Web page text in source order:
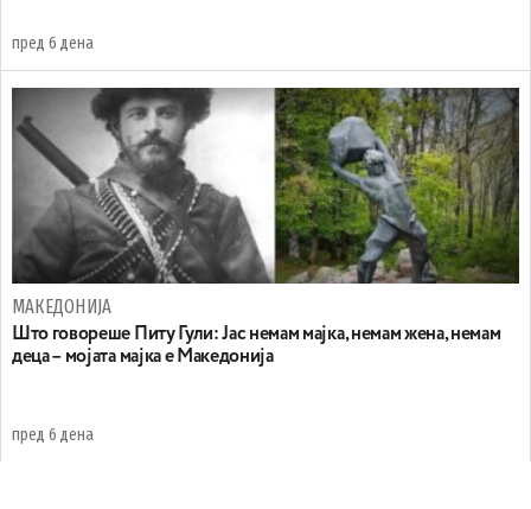
пред 6 дена
МАКЕДОНИЈА
Што говореше Питу Гули: Јас немам мајка, немам жена, немам
деца – мојата мајка е Македонија
пред 6 дена